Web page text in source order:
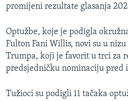
promijeni rezultate glasanja
Optužbe, koje je podigla
Fulton Fani Willis, novi su u
Trumpa, koji je favorit u trci za
predsjedničku nominaciju pred
Tužioci su podigli 11 tačaka